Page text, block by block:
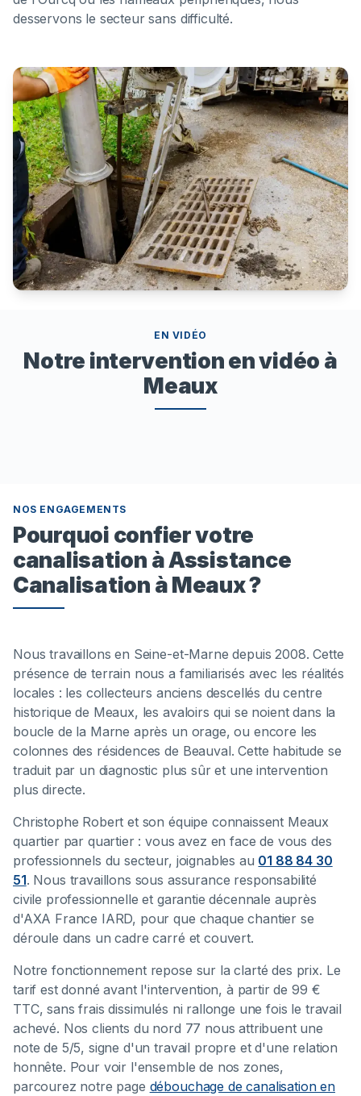
desservons le secteur sans difficulté.
EN VIDÉO
Notre intervention en vidéo à
Meaux
NOS ENGAGEMENTS
Pourquoi confier votre
canalisation à Assistance
Canalisation à Meaux ?
Nous travaillons en Seine-et-Marne depuis 2008. Cette
présence de terrain nous a familiarisés avec les réalités
locales : les collecteurs anciens descellés du centre
historique de Meaux, les avaloirs qui se noient dans la
boucle de la Marne après un orage, ou encore les
colonnes des résidences de Beauval. Cette habitude se
traduit par un diagnostic plus sûr et une intervention
plus directe.
Christophe Robert et son équipe connaissent Meaux
quartier par quartier : vous avez en face de vous des
professionnels du secteur, joignables au 01 88 84 30
51. Nous travaillons sous assurance responsabilité
civile professionnelle et garantie décennale auprès
d'AXA France IARD, pour que chaque chantier se
déroule dans un cadre carré et couvert.
Notre fonctionnement repose sur la clarté des prix. Le
tarif est donné avant l'intervention, à partir de 99 €
TTC, sans frais dissimulés ni rallonge une fois le travail
achevé. Nos clients du nord 77 nous attribuent une
note de 5/5, signe d'un travail propre et d'une relation
honnête. Pour voir l'ensemble de nos zones,
parcourez notre page débouchage de canalisation en